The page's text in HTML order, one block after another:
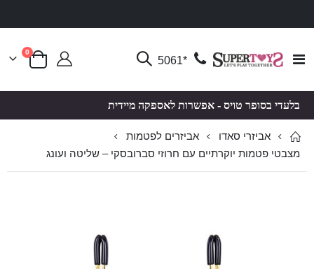
Toggle
*5061 סל קניות
0פריטים
בלעדי בסופר טויס - אפשרות לאספקה מיידית
אביזרי סאדו
אביזרים לפטמות
מצבטי פטמות יוקרתיים עם חרוזי סברובסקי – שליטה ועונג